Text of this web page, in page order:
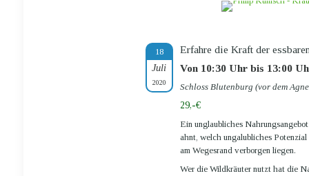
18
Juli
2020
Erfahre die Kraft der
Von 10:30 Uhr bis 13:00
Schloss Blutenburg (vor dem
29,-€
Ein unglaubliches
ahnt, welch ungalubliches
am Wegesrand verborgen liegen.
Wer die Wildkräuter nutzt hat die